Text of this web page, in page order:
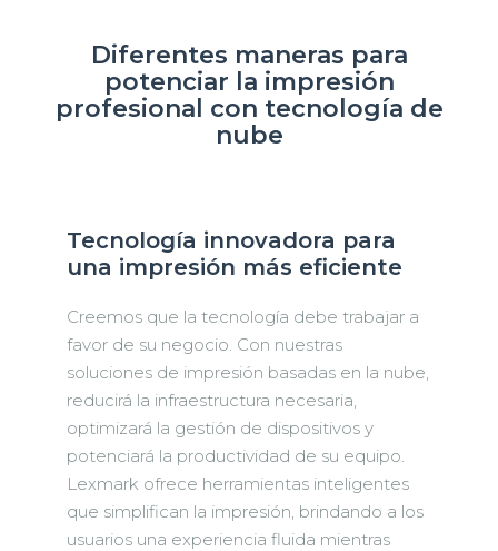
Diferentes maneras para
potenciar la impresión
profesional con tecnología de
nube
Tecnología innovadora para
una impresión más eficiente
Creemos que la tecnología debe trabajar a
favor de su negocio. Con nuestras
soluciones de impresión basadas en la nube,
reducirá la infraestructura necesaria,
optimizará la gestión de dispositivos y
potenciará la productividad de su equipo.
Lexmark ofrece herramientas inteligentes
que simplifican la impresión, brindando a los
usuarios una experiencia fluida mientras